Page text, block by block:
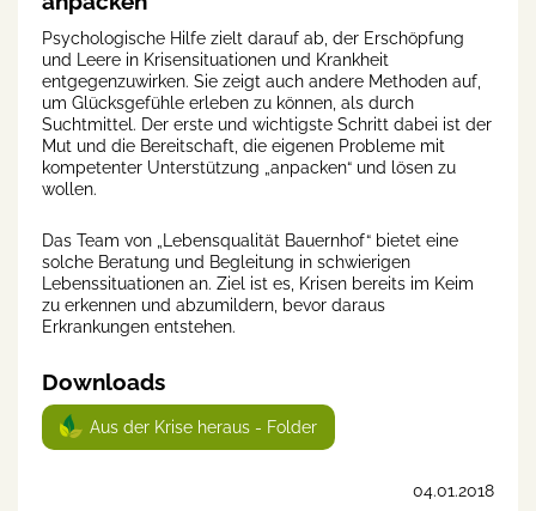
Psychologische Hilfe zielt darauf ab, der Erschöpfung
und Leere in Krisensituationen und Krankheit
entgegenzuwirken. Sie zeigt auch andere Methoden auf,
um Glücksgefühle erleben zu können, als durch
Suchtmittel. Der erste und wichtigste Schritt dabei ist der
Mut und die Bereitschaft, die eigenen Probleme mit
kompetenter Unterstützung „anpacken“ und lösen zu
wollen.
Das Team von „Lebensqualität Bauernhof“ bietet eine
solche Beratung und Begleitung in schwierigen
Lebenssituationen an. Ziel ist es, Krisen bereits im Keim
zu erkennen und abzumildern, bevor daraus
Erkrankungen entstehen.
Downloads
Aus der Krise heraus - Folder
04.01.2018